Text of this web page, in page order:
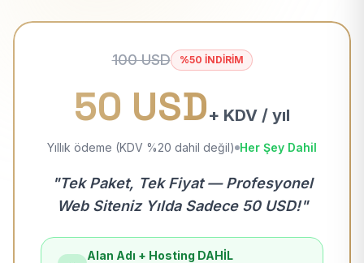
100 USD %50 İNDİRİM
50 USD+ KDV / yıl
Yıllık ödeme (KDV %20 dahil değil) Her Şey Dahil
"Tek Paket, Tek Fiyat — Profesyonel
Web Siteniz Yılda Sadece 50 USD!"
Alan Adı + Hosting DAHİL